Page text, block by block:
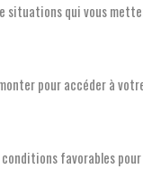
qui vous
pour accéder à
favorables